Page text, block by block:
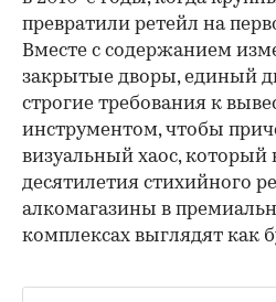
превратили ретейл на
Вместе с содержанием
закрытые дворы, единый
строгие требования к
инструментом, чтобы
визуальный хаос, который
десятилетия стихийного
алкомагазины в
комплексах выглядят как